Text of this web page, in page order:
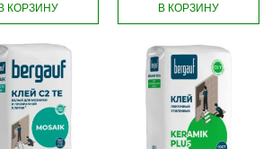
КОРЗИНУ В КОРЗИНУ